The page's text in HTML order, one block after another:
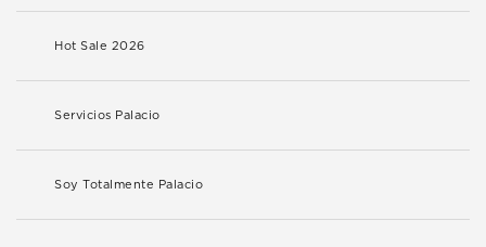
Hot Sale 2026
Servicios Palacio
Soy Totalmente Palacio